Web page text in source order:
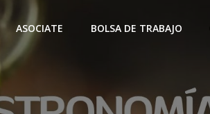
ASOCIATE BOLSA DE TRABAJO